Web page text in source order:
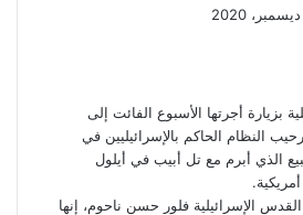
بزيارة أجرتها الأسبوع الفائت إلى
النظام الحاكم بالإسرائيليين في
الذي أبرم مع تل أبيب في أيلول
الإسرائيلية فلور حسن ناحوم، إنها